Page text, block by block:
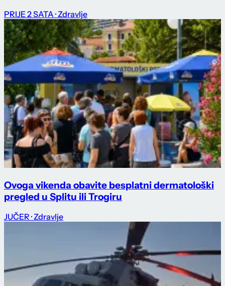
PRIJE 2 SATA · Zdravlje
Ovoga vikenda obavite besplatni dermatološki
pregled u Splitu ili Trogiru
JUČER · Zdravlje